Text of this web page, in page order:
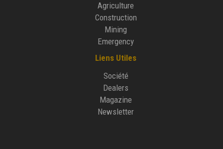
Agriculture
Construction
Mining
Emergency
Liens Utiles
Société
Dealers
Magazine
Newsletter